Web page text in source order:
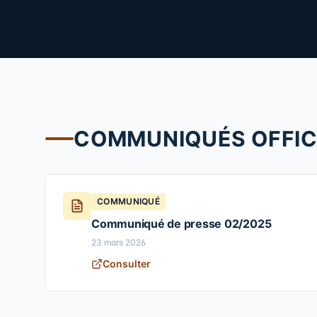
COMMUNIQUÉS
COMMUNIQUÉ
Communiqué de presse 02/2025
23 mars 2026
Consulter